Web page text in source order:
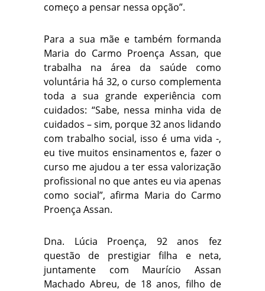
começo a pensar nessa opção”.
Para a sua mãe e também formanda
Maria do Carmo Proença Assan, que
trabalha na área da saúde como
voluntária há 32, o curso complementa
toda a sua grande experiência com
cuidados: “Sabe, nessa minha vida de
cuidados – sim, porque 32 anos lidando
com trabalho social, isso é uma vida -,
eu tive muitos ensinamentos e, fazer o
curso me ajudou a ter essa valorização
profissional no que antes eu via apenas
como social”, afirma Maria do Carmo
Proença Assan.
Dna. Lúcia Proença, 92 anos fez
questão de prestigiar filha e neta,
juntamente com Maurício Assan
Machado Abreu, de 18 anos, filho de